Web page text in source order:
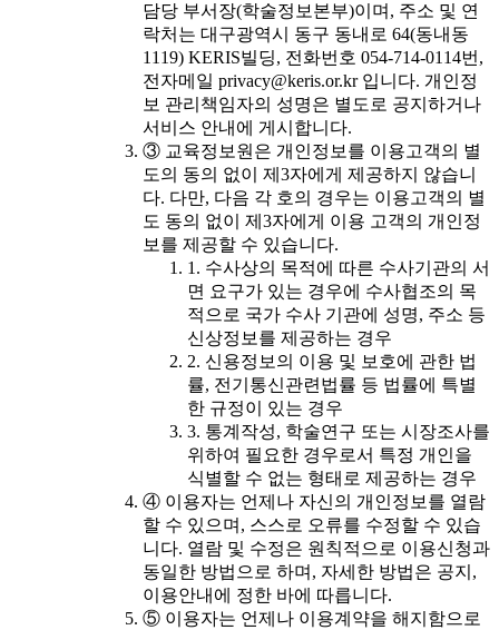
담당 부서장(학술정보본부)이며, 주소 및 연
락처는 대구광역시 동구 동내로 64(동내동
1119) KERIS빌딩, 전화번호 054-714-0114번,
전자메일 privacy@keris.or.kr 입니다. 개인정
보 관리책임자의 성명은 별도로 공지하거나
서비스 안내에 게시합니다.
③ 교육정보원은 개인정보를 이용고객의 별
도의 동의 없이 제3자에게 제공하지 않습니
다. 다만, 다음 각 호의 경우는 이용고객의 별
도 동의 없이 제3자에게 이용 고객의 개인정
보를 제공할 수 있습니다.
1. 수사상의 목적에 따른 수사기관의 서
면 요구가 있는 경우에 수사협조의 목
적으로 국가 수사 기관에 성명, 주소 등
신상정보를 제공하는 경우
2. 신용정보의 이용 및 보호에 관한 법
률, 전기통신관련법률 등 법률에 특별
한 규정이 있는 경우
3. 통계작성, 학술연구 또는 시장조사를
위하여 필요한 경우로서 특정 개인을
식별할 수 없는 형태로 제공하는 경우
④ 이용자는 언제나 자신의 개인정보를 열람
할 수 있으며, 스스로 오류를 수정할 수 있습
니다. 열람 및 수정은 원칙적으로 이용신청과
동일한 방법으로 하며, 자세한 방법은 공지,
이용안내에 정한 바에 따릅니다.
⑤ 이용자는 언제나 이용계약을 해지함으로